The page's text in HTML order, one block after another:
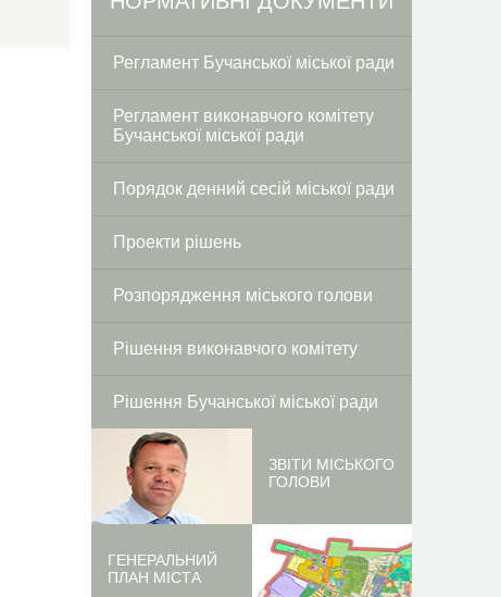
Регламент Бучанської міської ради
Регламент виконавчого комітету
Бучанської міської ради
Порядок денний сесій міської ради
Проекти рішень
Розпорядження міського голови
Рішення виконавчого комітету
Рішення Бучанської міської ради
ЗВІТИ МІСЬКОГО
ГОЛОВИ
ГЕНЕРАЛЬНИЙ
ПЛАН МІСТА